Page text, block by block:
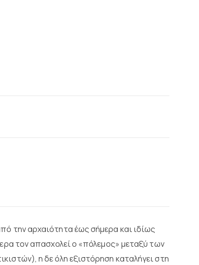
την αρχαιότητα έως σήμερα και ιδίως
τον απασχολεί ο «πόλεμος» μεταξύ των
η δε όλη εξιστόρηση καταλήγει στη